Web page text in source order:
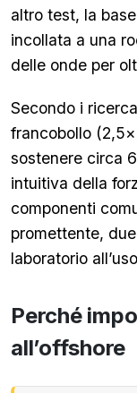
altro test, la
incollata a una
delle onde per
Secondo i
francobollo
sostenere circa
intuitiva della
componenti
promettente,
laboratorio
Perché
all’offshore